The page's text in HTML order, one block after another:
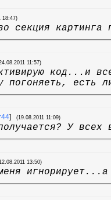
18:47)
секция картинга
11:57)
код...и
погоняеть, есть
] (19.08.2011 11:09)
У всех
13:50)